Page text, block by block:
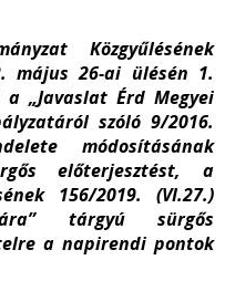
Közgyűlésének
május 26-ai ülésén 1.
„Javaslat Érd Megyei
szóló 9/2016.
módosításának
előterjesztést, a
156/2019. (VI.27.)
tárgyú sürgős
a napirendi pontok